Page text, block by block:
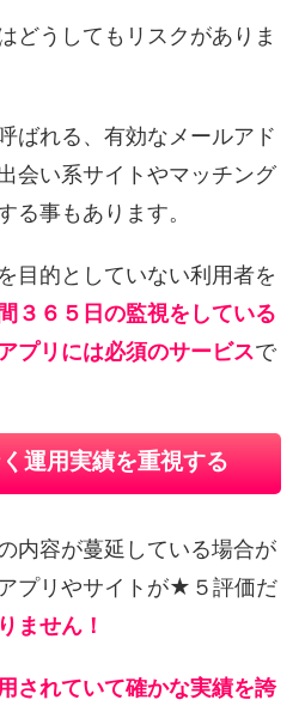
どうしてもリスクがありま
ばれる、有効なメールアド
会い系サイトやマッチング
る事もあります。
目的としていない利用者を
３６５日の監視をしている
プリには必須のサービスで
運用実績を重視する
内容が蔓延している場合が
プリやサイトが★５評価だ
ません！
されていて確かな実績を誇